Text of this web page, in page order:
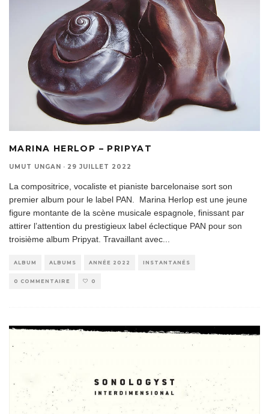
MARINA HERLOP – PRIPYAT
UMUT UNGAN · 29 JUILLET 2022
La compositrice, vocaliste et pianiste barcelonaise sort son
premier album pour le label PAN. Marina Herlop est une jeune
figure montante de la scène musicale espagnole, finissant par
attirer l’attention du prestigieux label éclectique PAN pour son
troisième album Pripyat. Travaillant avec...
ALBUM ALBUMS ANNÉE 2022 INSTANTANÉS
0 COMMENTAIRE 0